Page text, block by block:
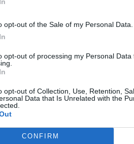
opt-out of the Sale of my Personal Data.
opt-out of processing my Personal Data
opt-out of Collection, Use, Retention,
Data that Is Unrelated with the
CONFIRM
sig